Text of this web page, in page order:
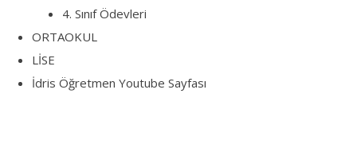
4. Sınıf Ödevleri
ORTAOKUL
LİSE
İdris Öğretmen Youtube Sayfası